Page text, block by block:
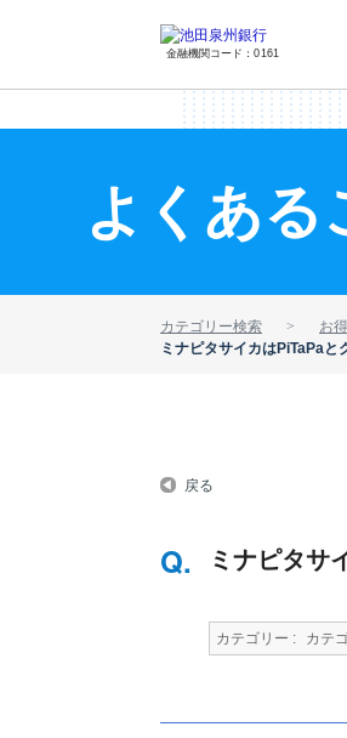
金融機関コード：0161
よくある
カテゴリー検索 お
ミナピタサイカはPiTaPaと
戻る
ミナピタサ
カテゴリー : カテ